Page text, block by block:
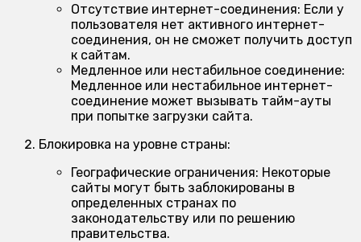
Отсутствие интернет-соединения: Если у
пользователя нет активного интернет-
соединения, он не сможет получить доступ
к сайтам.
Медленное или нестабильное соединение:
Медленное или нестабильное интернет-
соединение может вызывать тайм-ауты
при попытке загрузки сайта.
Блокировка на уровне страны:
Географические ограничения: Некоторые
сайты могут быть заблокированы в
определенных странах по
законодательству или по решению
правительства.